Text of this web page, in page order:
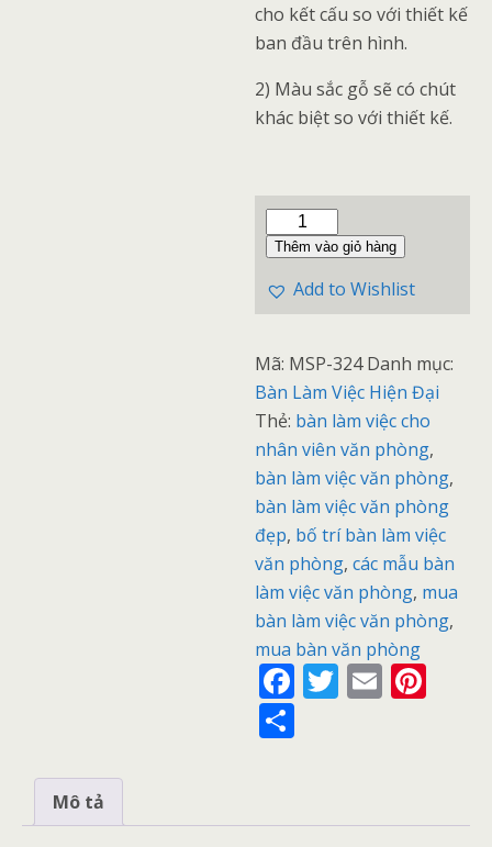
cho kết cấu so với thiết kế
ban đầu trên hình.
2) Màu sắc gỗ sẽ có chút
khác biệt so với thiết kế.
Thêm vào giỏ hàng
Add to Wishlist
Mã: MSP-324 Danh mục:
Bàn Làm Việc Hiện Đại
Thẻ: bàn làm việc cho
nhân viên văn phòng,
bàn làm việc văn phòng,
bàn làm việc văn phòng
đẹp, bố trí bàn làm việc
văn phòng,các mẫu bàn
làm việc văn phòng, mua
bàn làm việc văn phòng,
mua bàn văn phòng
F
o
T E
st
e
Mô tả